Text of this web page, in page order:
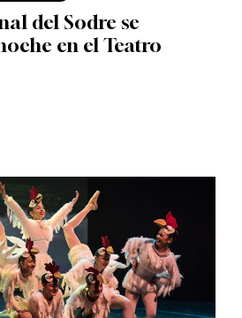
del Sodre se
en el Teatro